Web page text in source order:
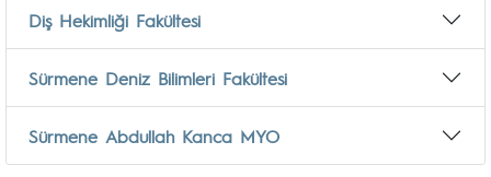
Diş Hekimliği Fakültesi
Sürmene Deniz Bilimleri Fakültesi
Sürmene Abdullah Kanca MYO